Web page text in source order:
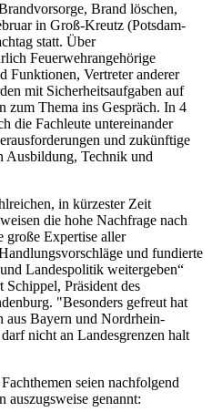
Brand löschen,
in Groß-Kreutz (Potsdam-
statt. Über
Feuerwehrangehörige
Funktionen, Vertreter anderer
mit Sicherheitsaufgaben auf
zum Thema ins Gespräch. In 4
die Fachleute untereinander
und zukünftige
Ausbildung, Technik und
in kürzester Zeit
die hohe Nachfrage nach
große Expertise aller
und fundierte
Landespolitik weitergeben“
Schippel, Präsident des
"Besonders gefreut hat
aus Bayern und Nordrhein-
nicht an Landesgrenzen halt
seien nachfolgend
auszugsweise genannt: